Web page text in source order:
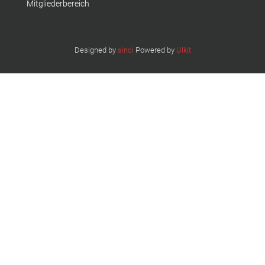
Mitgliederbereich
Designed by sinci Powered by Ulkit